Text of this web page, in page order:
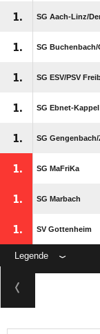
1. SG Aach-Linz/​
1. SG Buchenbach/​
1. SG ESV/​PSV
1. SG Ebnet-Kappel
1. SG
1. SG MaFriKa
1. SG Marbach
1. SV Gottenheim
Legende